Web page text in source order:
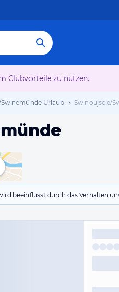
Clubvorteile zu nutzen.
Urlaub Swinoujscie/
beeinflusst durch das Verhalten